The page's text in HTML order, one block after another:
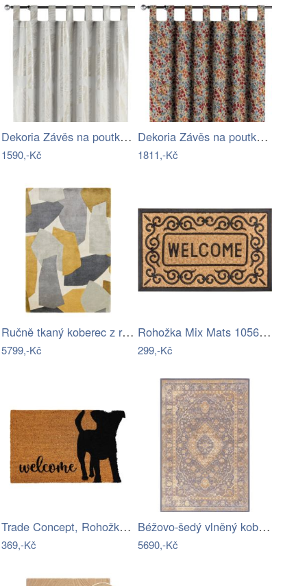
Dekoria Závěs na poutkach, šedobéžové…
1590,-Kč
Dekoria Závěs na poutkach, červeno…
1811,-Kč
Ručně tkaný koberec z recyklovaných…
5799,-Kč
Rohožka Mix Mats 105686 Cocos
299,-Kč
Trade Concept, Rohožka Kokos Welcome…
369,-Kč
Béžovo-šedý vlněný koberec 100x180 cm…
5690,-Kč